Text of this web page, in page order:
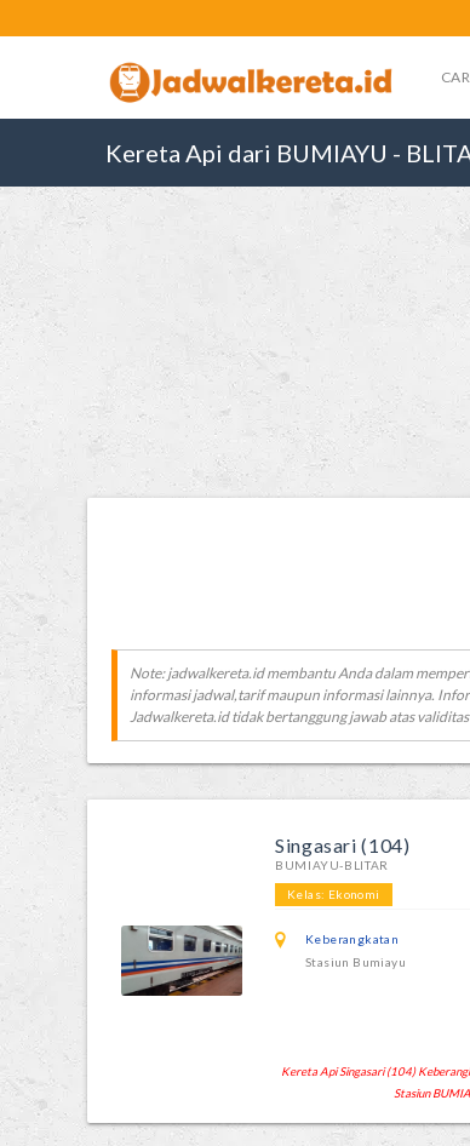
Kereta Api dari BUMIAYU -
Note: jadwalkereta.id membantu Anda dalam
informasi jadwal,tarif maupun informasi lainnya.
Jadwalkereta.id tidak bertanggung jawab atas
Singasari (104)
BUMIAYU-BLITAR
Kelas: Ekonomi
Keberangkatan
Stasiun Bumiayu
Kereta Api Singasari (104)
Stasiun